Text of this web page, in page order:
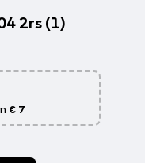
2rs (1)
€ 7